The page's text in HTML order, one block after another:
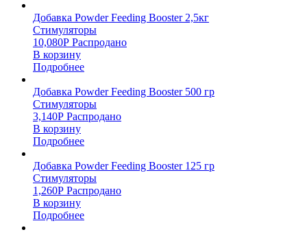
Добавка Powder Feeding Booster 2,5кг
Стимуляторы
10,080Р Распродано
В корзину
Подробнее
Добавка Powder Feeding Booster 500 гр
Стимуляторы
3,140Р Распродано
В корзину
Подробнее
Добавка Powder Feeding Booster 125 гр
Стимуляторы
1,260Р Распродано
В корзину
Подробнее